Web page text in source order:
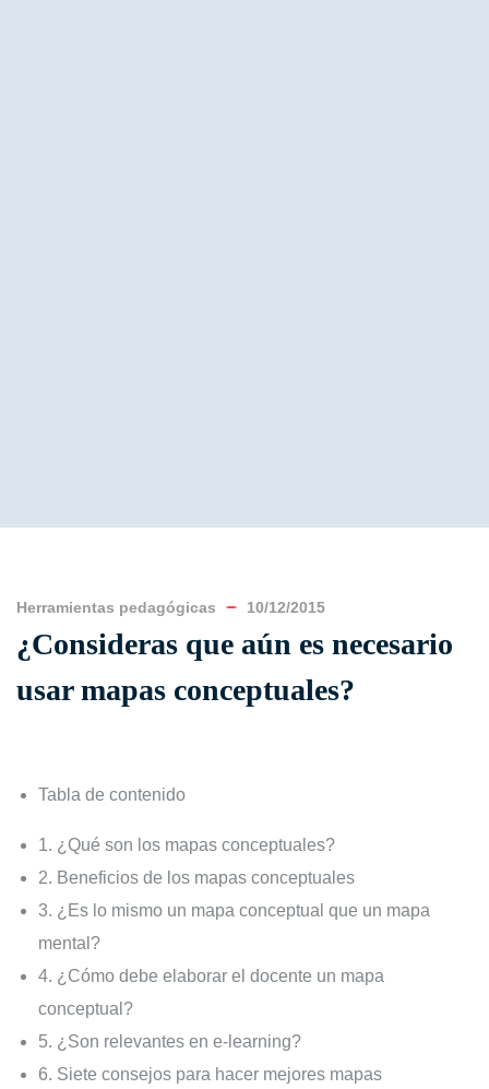
Herramientas pedagógicas 10/12/2015
¿Consideras que aún es necesario
usar mapas conceptuales?
Tabla de contenido
1. ¿Qué son los mapas conceptuales?
2. Beneficios de los mapas conceptuales
3. ¿Es lo mismo un mapa conceptual que un mapa
mental?
4. ¿Cómo debe elaborar el docente un mapa
conceptual?
5. ¿Son relevantes en e-learning?
6. Siete consejos para hacer mejores mapas